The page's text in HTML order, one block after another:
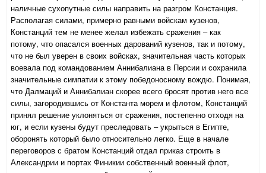
наличные сухопутные силы направить на разгром Констанция.
Располагая силами, примерно равными войскам кузенов,
Констанций тем не менее желал избежать сражения – как
потому, что опасался военных дарований кузенов, так и потому,
что не был уверен в своих войсках, значительная часть которых
воевала под командованием Аннибалиана в Персии и сохранила
значительные симпатии к этому победоносному вождю. Понимая,
что Далмаций и Аннибалиан скорее всего бросят против него все
силы, загородившись от Константа морем и флотом, Констанций
принял решение уклоняться от сражения, постепенно отходя на
юг, и если кузены будут преследовать – укрыться в Египте,
оборонять который было относительно легко. Еще в начале
переговоров с братом Констанций отдал приказ строить в
Александрии и портах Финикии собственный военный флот,